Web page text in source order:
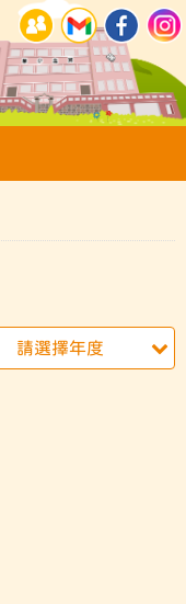
請選擇年度